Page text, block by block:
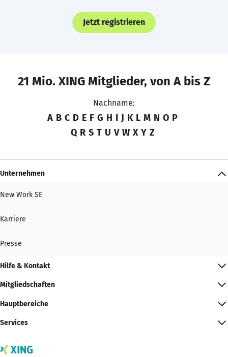
Jetzt registrieren
21 Mio. XING Mitglieder, von A bis Z
Nachname:
A B C D E F G H I J K L M N O P
Q R S T U V W X Y Z
Unternehmen
New Work SE
Karriere
Presse
Hilfe & Kontakt
Mitgliedschaften
Hauptbereiche
Services